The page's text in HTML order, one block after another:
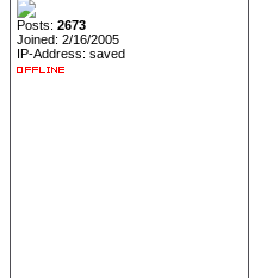
Posts: 2673
Joined: 2/16/2005
IP-Address: saved